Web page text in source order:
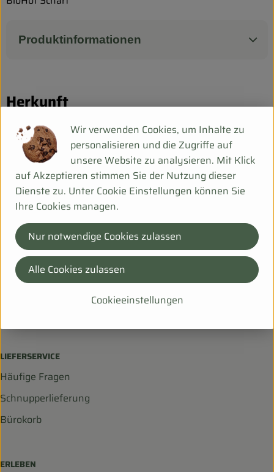
Produktinformationen
Herkunft
Hersteller: Biohof Scharf
DE-99198 Ollendorf Deu
Mehr Info
Bei Fragen helfen wir Dir gerne weiter!
Hanfsack 50b,
99198 Ollendorf
LIEFERSERVICE
Häufige Fragen
Schnupperlieferung
Bürokorb
ERLEBEN
Wir verwenden Cookies, um Inhalte zu
personalisieren und die Zugriffe auf
unsere Website zu analysieren. Mit Klick
auf Akzeptieren stimmen Sie der Nutzung dieser
Dienste zu. Unter Cookie Einstellungen können Sie
Ihre Cookies managen.
Cookieeinstellungen
Nur notwendige Cookies zulassen
Alle Cookies zulassen